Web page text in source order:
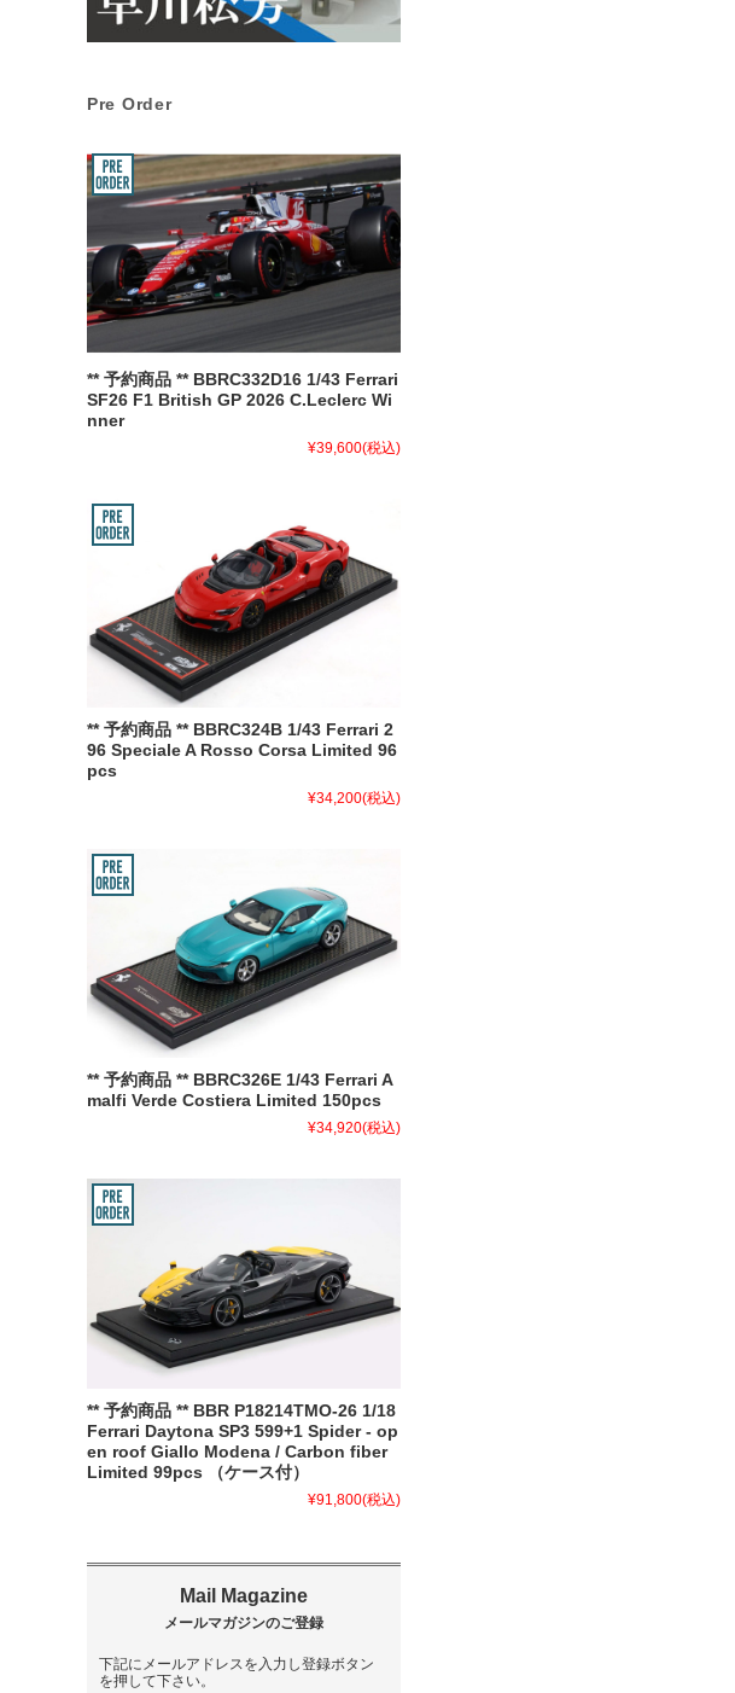
Pre Order
** 予約商品 ** BBRC332D16 1/43 Ferrari
SF26 F1 British GP 2026 C.Leclerc Wi
nner
¥39,600(税込)
** 予約商品 ** BBRC324B 1/43 Ferrari 2
96 Speciale A Rosso Corsa Limited 96
pcs
¥34,200(税込)
** 予約商品 ** BBRC326E 1/43 Ferrari A
malfi Verde Costiera Limited 150pcs
¥34,920(税込)
** 予約商品 ** BBR P18214TMO-26 1/18
Ferrari Daytona SP3 599+1 Spider - op
en roof Giallo Modena / Carbon fiber
Limited 99pcs （ケース付）
¥91,800(税込)
下記にメールアドレスを入力し登録ボタン
を押して下さい。